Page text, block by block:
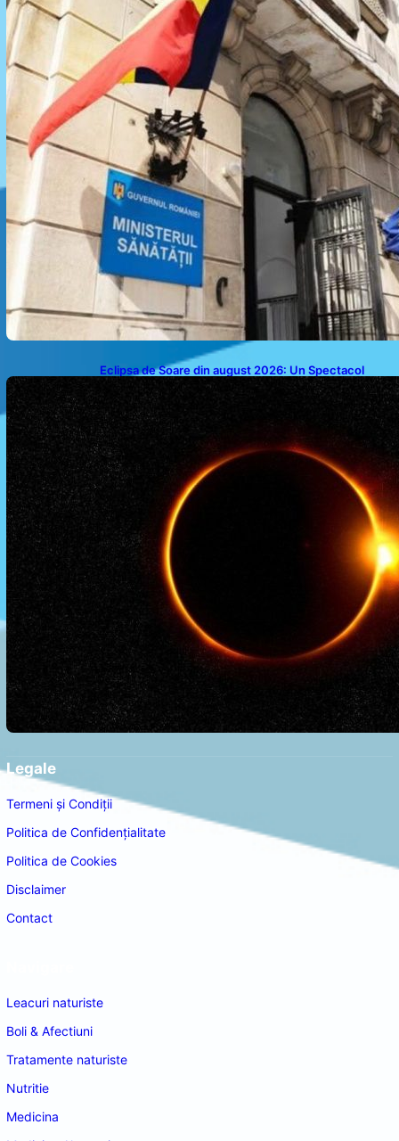
Eclipsa de Soare din august 2026: Un Spectacol
Astronomic Pe Cerul României
Legale
Termeni și Condiții
Politica de Confidențialitate
Politica de Cookies
Disclaimer
Contact
Leacuri naturiste
Boli & Afectiuni
Tratamente naturiste
Nutritie
Medicina